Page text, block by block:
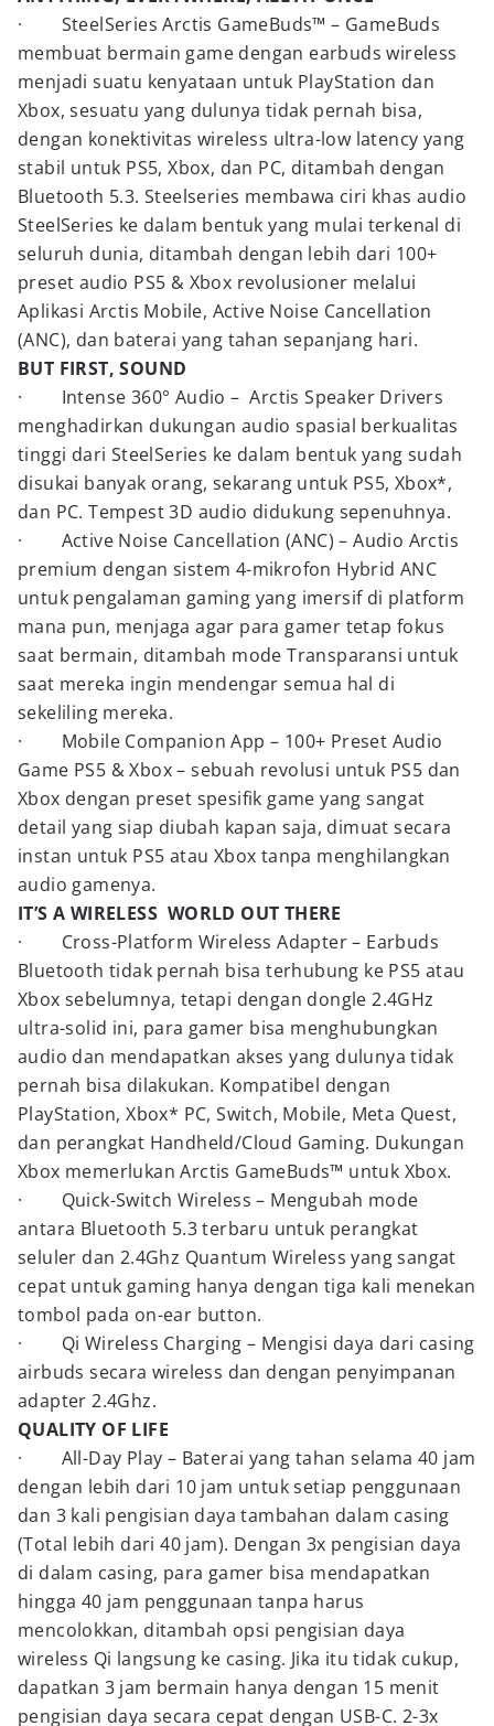
· SteelSeries Arctis GameBuds™ – GameBuds
membuat bermain game dengan earbuds wireless
menjadi suatu kenyataan untuk PlayStation dan
Xbox, sesuatu yang dulunya tidak pernah bisa,
dengan konektivitas wireless ultra-low latency yang
stabil untuk PS5, Xbox, dan PC, ditambah dengan
Bluetooth 5.3. Steelseries membawa ciri khas audio
SteelSeries ke dalam bentuk yang mulai terkenal di
seluruh dunia, ditambah dengan lebih dari 100+
preset audio PS5 & Xbox revolusioner melalui
Aplikasi Arctis Mobile, Active Noise Cancellation
(ANC), dan baterai yang tahan sepanjang hari.
BUT FIRST, SOUND
· Intense 360° Audio – Arctis Speaker Drivers
menghadirkan dukungan audio spasial berkualitas
tinggi dari SteelSeries ke dalam bentuk yang sudah
disukai banyak orang, sekarang untuk PS5, Xbox*,
dan PC. Tempest 3D audio didukung sepenuhnya.
· Active Noise Cancellation (ANC) – Audio Arctis
premium dengan sistem 4-mikrofon Hybrid ANC
untuk pengalaman gaming yang imersif di platform
mana pun, menjaga agar para gamer tetap fokus
saat bermain, ditambah mode Transparansi untuk
saat mereka ingin mendengar semua hal di
sekeliling mereka.
· Mobile Companion App – 100+ Preset Audio
Game PS5 & Xbox – sebuah revolusi untuk PS5 dan
Xbox dengan preset spesifik game yang sangat
detail yang siap diubah kapan saja, dimuat secara
instan untuk PS5 atau Xbox tanpa menghilangkan
audio gamenya.
IT’S A WIRELESS WORLD OUT THERE
· Cross-Platform Wireless Adapter – Earbuds
Bluetooth tidak pernah bisa terhubung ke PS5 atau
Xbox sebelumnya, tetapi dengan dongle 2.4GHz
ultra-solid ini, para gamer bisa menghubungkan
audio dan mendapatkan akses yang dulunya tidak
pernah bisa dilakukan. Kompatibel dengan
PlayStation, Xbox* PC, Switch, Mobile, Meta Quest,
dan perangkat Handheld/Cloud Gaming. Dukungan
Xbox memerlukan Arctis GameBuds™ untuk Xbox.
· Quick-Switch Wireless – Mengubah mode
antara Bluetooth 5.3 terbaru untuk perangkat
seluler dan 2.4Ghz Quantum Wireless yang sangat
cepat untuk gaming hanya dengan tiga kali menekan
tombol pada on-ear button.
· Qi Wireless Charging – Mengisi daya dari casing
airbuds secara wireless dan dengan penyimpanan
adapter 2.4Ghz.
QUALITY OF LIFE
· All-Day Play – Baterai yang tahan selama 40 jam
dengan lebih dari 10 jam untuk setiap penggunaan
dan 3 kali pengisian daya tambahan dalam casing
(Total lebih dari 40 jam). Dengan 3x pengisian daya
di dalam casing, para gamer bisa mendapatkan
hingga 40 jam penggunaan tanpa harus
mencolokkan, ditambah opsi pengisian daya
wireless Qi langsung ke casing. Jika itu tidak cukup,
dapatkan 3 jam bermain hanya dengan 15 menit
pengisian daya secara cepat dengan USB-C. 2-3x